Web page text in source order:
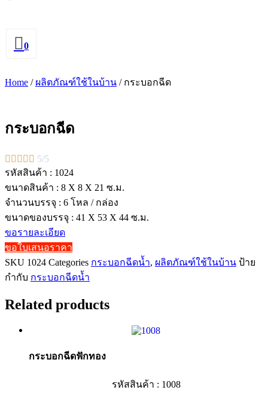
0
Home / ผลิตภัณฑ์ใช้ในบ้าน / กระบอกฉีด
กระบอกฉีด
     5/5
รหัสสินค้า : 1024
ขนาดสินค้า : 8 X 8 X 21 ซ.ม.
จำนวนบรรจุ : 6 โหล / กล่อง
ขนาดของบรรจุ : 41 X 53 X 44 ซ.ม.
ขอรายละเอียด
ขอใบเสนอราคา
SKU 1024 Categories กระบอกฉีดน้ำ, ผลิตภัณฑ์ใช้ในบ้าน ป้าย
กำกับ กระบอกฉีดน้ำ
Related products
กระบอกฉีดฟักทอง
รหัสสินค้า : 1008